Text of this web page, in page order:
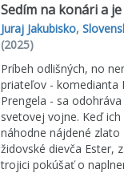
Sedím na konári a
Juraj Jakubisko,
(2025)
Príbeh odlišných, no
priateľov - komedianta
Prengela - sa
svetovej vojne. Keď
náhodne nájdené zlato
židovské dievča Ester,
trojici pokúšať o